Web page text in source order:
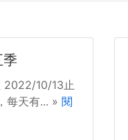
2022/10/13止
每天有... » 閱